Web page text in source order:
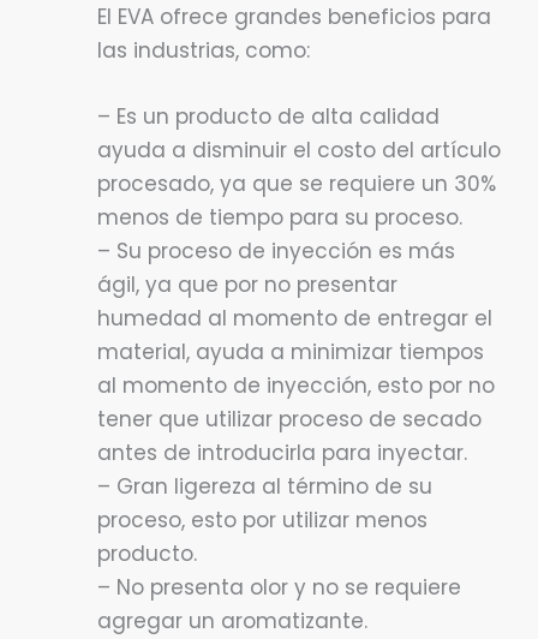
El EVA ofrece grandes beneficios para
las industrias, como:
– Es un producto de alta calidad
ayuda a disminuir el costo del artículo
procesado, ya que se requiere un 30%
menos de tiempo para su proceso.
– Su proceso de inyección es más
ágil, ya que por no presentar
humedad al momento de entregar el
material, ayuda a minimizar tiempos
al momento de inyección, esto por no
tener que utilizar proceso de secado
antes de introducirla para inyectar.
– Gran ligereza al término de su
proceso, esto por utilizar menos
producto.
– No presenta olor y no se requiere
agregar un aromatizante.